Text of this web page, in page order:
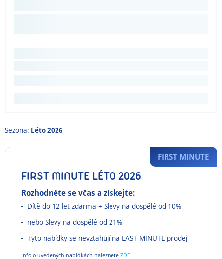
Sezona: Léto 2026
FIRST MINUTE LÉTO 2026
Rozhodněte se včas a získejte:
Dítě do 12 let zdarma + Slevy na dospělé od 10%
nebo Slevy na dospělé od 21%
Tyto nabídky se nevztahují na LAST MINUTE prodej
Info o uvedených nabídkách naleznete ZDE
FIRST MINUTE